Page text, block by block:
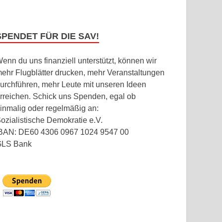
FÜR DIE SAV!
du uns finanziell unterstützt, können wir
Flugblätter drucken, mehr Veranstaltungen
mehr Leute mit unseren Ideen
Schick uns Spenden, egal ob
oder regelmäßig an:
Demokratie e.V.
DE60 4306 0967 1024 9547 00
Bank